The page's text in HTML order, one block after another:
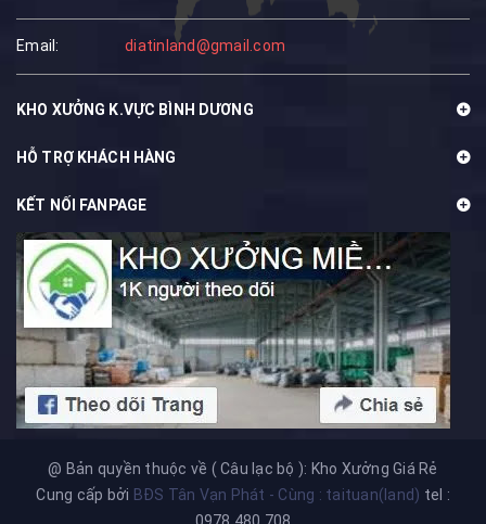
Email: diatinland@gmail.com
KHO XƯỞNG K.VỰC BÌNH DƯƠNG
HỖ TRỢ KHÁCH HÀNG
KẾT NỐI FANPAGE
@ Bản quyền thuộc về ( Câu lạc bộ ): Kho Xưởng Giá Rẻ
Cung cấp bởi BĐS Tân Vạn Phát - Cùng : taituan(land) tel :